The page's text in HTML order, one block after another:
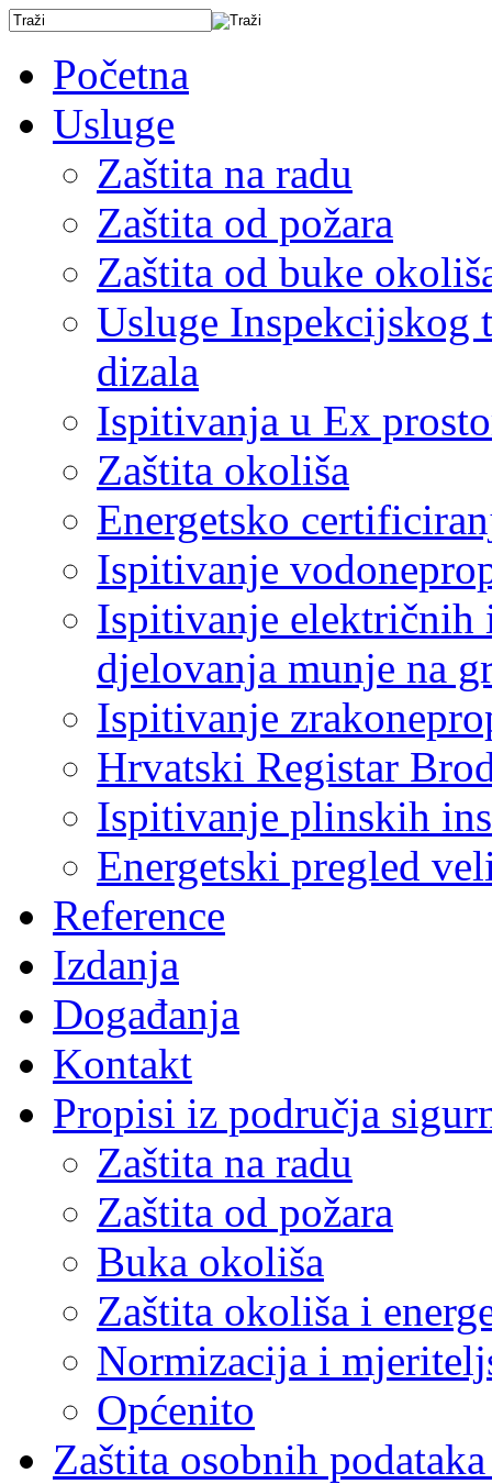
Početna
Usluge
Zaštita na radu
Zaštita od požara
Zaštita od buke
Usluge Inspekcijskog
dizala
Ispitivanja u Ex
Zaštita okoliša
Energetsko
Ispitivanje
Ispitivanje električnih
djelovanja munje na
Ispitivanje
Hrvatski Registar
Ispitivanje plinskih
Energetski pregled
Reference
Izdanja
Događanja
Kontakt
Propisi iz područja
Zaštita na radu
Zaštita od požara
Buka okoliša
Zaštita okoliša i
Normizacija i
Općenito
Zaštita osobnih